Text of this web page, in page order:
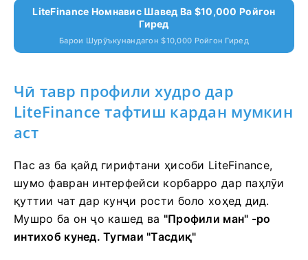
LiteFinance Номнавис Шавед Ва $10,000 Ройгон
Гиред
Барои Шурӯъкунандагон $10,000 Ройгон Гиред
Чӣ тавр профили худро дар
LiteFinance тафтиш кардан мумкин
аст
Пас аз ба қайд гирифтани ҳисоби LiteFinance,
шумо фавран интерфейси корбарро дар паҳлӯи
қуттии чат дар кунҷи рости боло хоҳед дид.
Мушро ба он ҷо кашед ва "Профили ман" -ро
интихоб кунед.Тугмаи "Тасдиқ"